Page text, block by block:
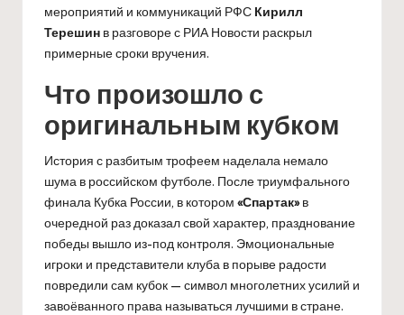
мероприятий и коммуникаций РФС Кирилл
Терешин в разговоре с РИА Новости раскрыл
примерные сроки вручения.
Что произошло с
оригинальным кубком
История с разбитым трофеем наделала немало
шума в российском футболе. После триумфального
финала Кубка России, в котором «Спартак»в
очередной раз доказал свой характер, празднование
победы вышло из-под контроля. Эмоциональные
игроки и представители клуба в порыве радости
повредили сам кубок — символ многолетних усилий и
завоёванного права называться лучшими в стране.